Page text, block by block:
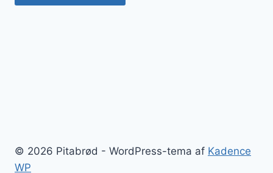
© 2026 Pitabrød - WordPress-tema af Kadence
WP